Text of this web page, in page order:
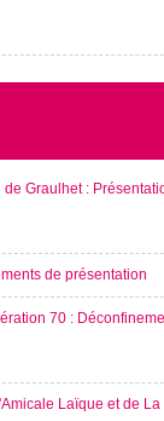
Graulhet :
de présentation
70 :
Laïque et de La